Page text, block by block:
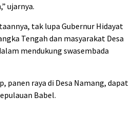
ujarnya.
tak lupa Gubernur Hidayat
Tengah dan masyarakat Desa
mendukung swasembada
panen raya di Desa Namang, dapat
Babel.